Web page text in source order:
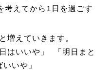
考えてから1日を過ごす
増えていきます。
はいいや」 「明日まと
いや」